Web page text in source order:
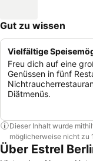
Gut zu wissen
Vielfältige
Freu dich auf eine
Genüssen in fünf
Diätmenüs.
Dieser Inhalt wurde
möglicherweise nicht zu
Über Estrel